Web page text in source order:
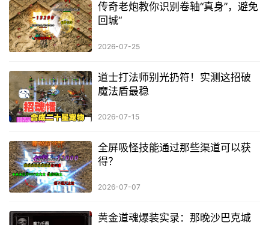
传奇老炮教你识别卷轴“真身”，避免
回城“
2026-07-25
道士打法师别光扔符！实测这招破
魔法盾最稳
2026-07-15
全屏吸怪技能通过那些渠道可以获
得？
2026-07-07
黄金道魂爆装实录：那晚沙巴克城